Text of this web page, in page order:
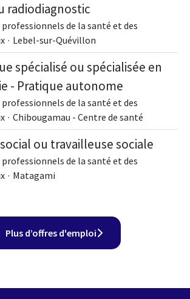
radiodiagnostic
de la santé et des
· Lebel-sur-Quévillon
spécialisé ou spécialisée en
- Pratique autonome
de la santé et des
· Chibougamau - Centre de santé
ou travailleuse sociale
de la santé et des
· Matagami
Plus d’offres d'emploi